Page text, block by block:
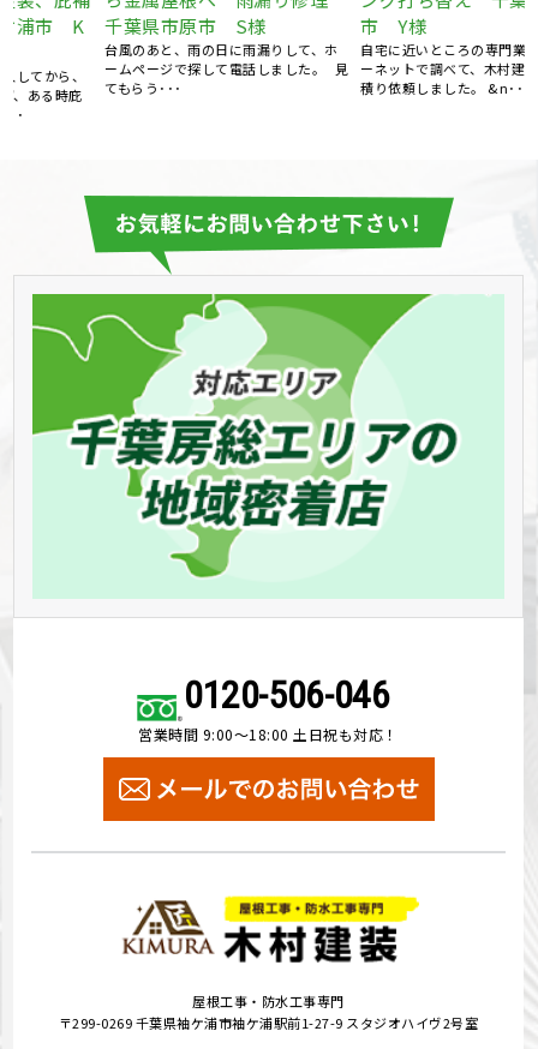
千葉県市原市 S様
台風のあと、雨の日に雨漏りして、ホ
ームページで探して電話しました。 見
てもらう･･･
自宅に近いところの専門業者をインタ
ーネットで調べて、木村建装さんに見
積り依頼しました。 &n･･･
0120-506-046
営業時間 9:00～18:00 土日祝も対応！
屋根工事・防水工事専門
〒299-0269 千葉県袖ケ浦市袖ケ浦駅前1-27-9 スタジオハイヴ2号室